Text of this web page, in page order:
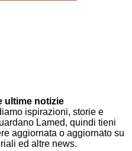
ultime notizie
ispirazioni, storie e
Lamed, quindi tieni
aggiornata o aggiornato su
ed altre news.